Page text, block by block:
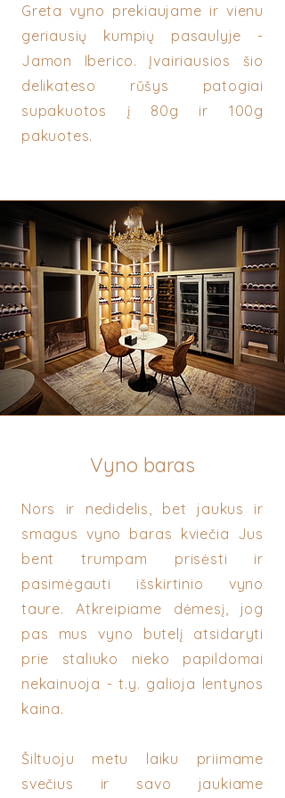
Greta vyno prekiaujame ir vienu
geriausių kumpių pasaulyje -
Jamon Iberico. Įvairiausios šio
delikateso rūšys patogiai
supakuotos į 80g ir 100g
pakuotes.
Vyno baras
Nors ir nedidelis, bet jaukus ir
smagus vyno baras kviečia Jus
bent trumpam prisėsti ir
pasimėgauti išskirtinio vyno
taure. Atkreipiame dėmesį, jog
pas mus vyno butelį atsidaryti
prie staliuko nieko papildomai
nekainuoja - t.y. galioja lentynos
kaina.
Šiltuoju metu laiku priimame
svečius ir savo jaukiame